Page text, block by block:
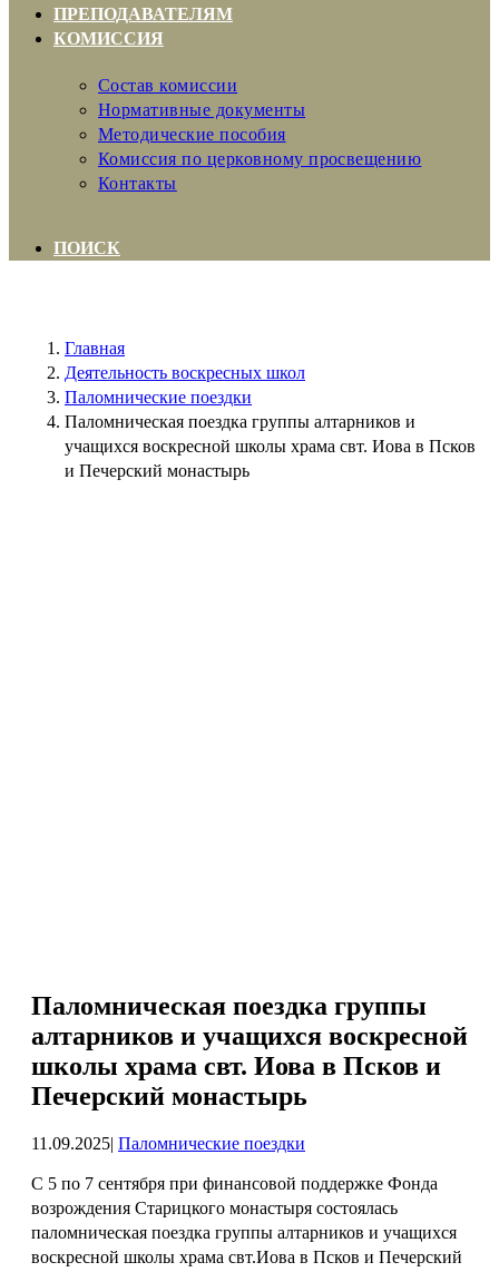
ПРЕПОДАВАТЕЛЯМ
КОМИССИЯ
Состав комиссии
Нормативные документы
Методические пособия
Комиссия по церковному просвещению
Контакты
ПОИСК
Главная
Деятельность воскресных школ
Паломнические поездки
Паломническая поездка группы алтарников и
учащихся воскресной школы храма свт. Иова в Псков
и Печерский монастырь
Паломническая поездка группы
алтарников и учащихся воскресной
школы храма свт. Иова в Псков и
Печерский монастырь
11.09.2025| Паломнические поездки
С 5 по 7 сентября при финансовой поддержке Фонда
возрождения Старицкого монастыря состоялась
паломническая поездка группы алтарников и учащихся
воскресной школы храма свт.Иова в Псков и Печерский